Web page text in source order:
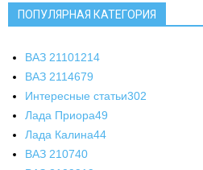
ПОПУЛЯРНАЯ КАТЕГОРИЯ
ВАЗ 21101214
ВАЗ 2114679
Интересные статьи302
Лада Приора49
Лада Калина44
ВАЗ 210740